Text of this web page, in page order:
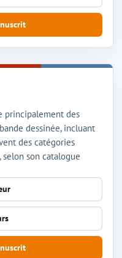
principalement des
dessinée, incluant
des catégories
selon son catalogue